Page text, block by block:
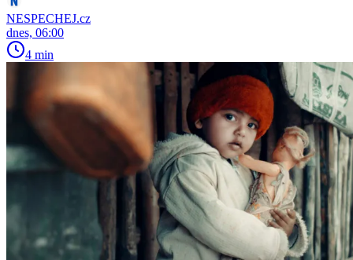
NESPECHEJ.cz
dnes, 06:00
4 min